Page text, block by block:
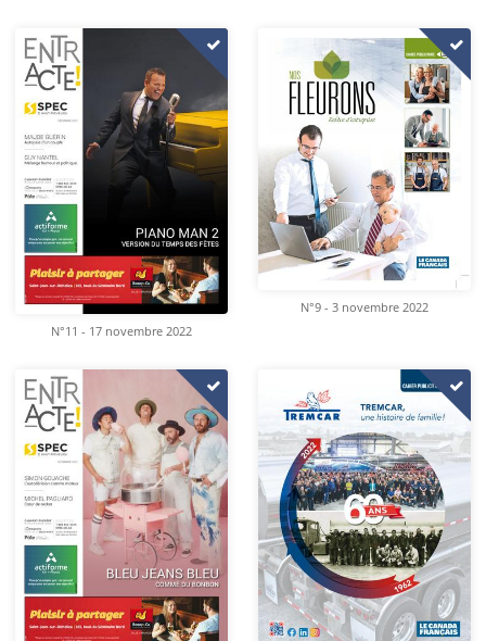
N°11 - 17 novembre 2022
N°9 - 3 novembre 2022